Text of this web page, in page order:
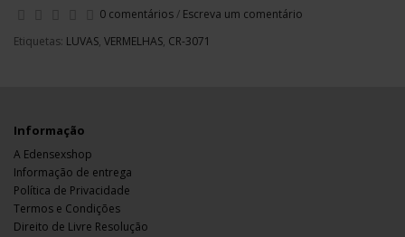
0 comentários/ Escreva um comentário
Etiquetas: LUVAS, VERMELHAS, CR-3071
Informação
A Edensexshop
Informação de entrega
Política de Privacidade
Termos e Condições
Direito de Livre Resolução